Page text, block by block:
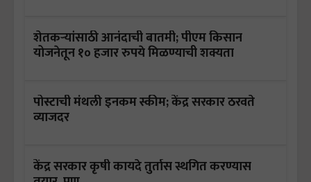
शेतकऱ्यांसाठी आनंदाची बातमी; पीएम किसान
योजनेतून १० हजार रुपये मिळण्याची शक्यता
पोस्टाची मंथली इनकम स्कीम; केंद्र सरकार ठरवते
व्याजदर
केंद्र सरकार कृषी कायदे तुर्तास स्थगित करण्यास